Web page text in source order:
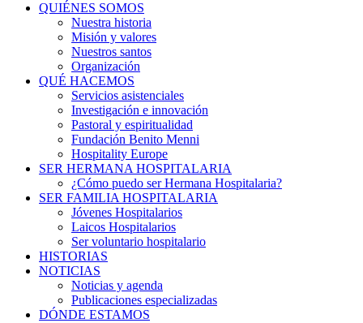
QUIÉNES SOMOS
Nuestra historia
Misión y valores
Nuestros santos
Organización
QUÉ HACEMOS
Servicios asistenciales
Investigación e innovación
Pastoral y espiritualidad
Fundación Benito Menni
Hospitality Europe
SER HERMANA HOSPITALARIA
¿Cómo puedo ser Hermana Hospitalaria?
SER FAMILIA HOSPITALARIA
Jóvenes Hospitalarios
Laicos Hospitalarios
Ser voluntario hospitalario
HISTORIAS
NOTICIAS
Noticias y agenda
Publicaciones especializadas
DÓNDE ESTAMOS